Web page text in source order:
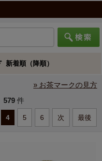
» お茶マークの見方
579 件
4 5 6 次 最後